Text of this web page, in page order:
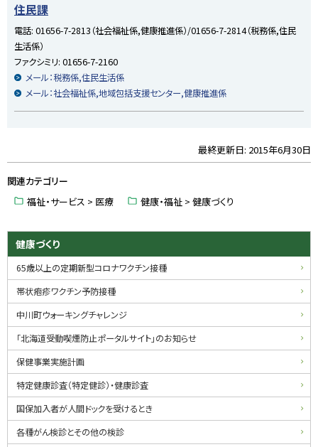
に
戻
る
住民課
電話: 01656-7-2813（社会福祉係,健康推進係）/01656-7-2814（税務係,住民
生活係）
ファクシミリ: 01656-7-2160
メール：税務係,住民生活係
メール：社会福祉係,地域包括支援センター,健康推進係
ッ
プ
に
る
最終更新日: 2015年6月30日
関連カテゴリー
福祉・サービス > 医療
健康・福祉 > 健康づくり
サ
イ
ド
メ
ニ
ュ
ー
健康づくり
65歳以上の定期新型コロナワクチン接種
帯状疱疹ワクチン予防接種
中川町ウォーキングチャレンジ
「北海道受動喫煙防止ポータルサイト」のお知らせ
保健事業実施計画
特定健康診査（特定健診）・健康診査
国保加入者が人間ドックを受けるとき
各種がん検診とその他の検診